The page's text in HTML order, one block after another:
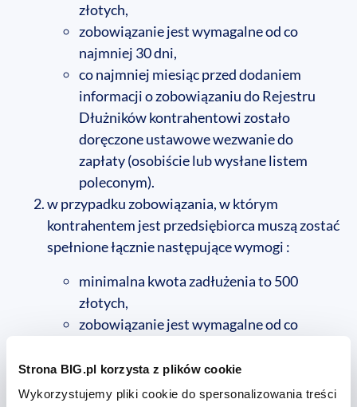
Strona BIG.pl korzysta z plików cookie
Wykorzystujemy pliki cookie do spersonalizowania treści
złotych,
zobowiązanie jest wymagalne od co
najmniej 30 dni,
co najmniej miesiąc przed dodaniem
informacji o zobowiązaniu do Rejestru
Dłużników kontrahentowi zostało
doręczone ustawowe wezwanie do
zapłaty (osobiście lub wysłane listem
poleconym).
w przypadku zobowiązania, w którym
kontrahentem jest przedsiębiorca muszą zostać
spełnione łącznie następujące wymogi :
minimalna kwota zadłużenia to 500
złotych,
zobowiązanie jest wymagalne od co
co najmniej miesiąc przed dodaniem
informacji o zobowiązaniu do Rejestru